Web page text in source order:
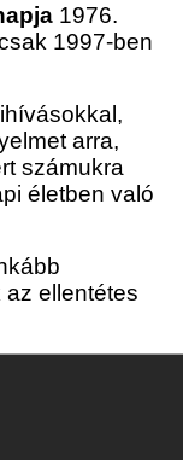
1976.
1997-ben
arra,
számukra
életben való
ellentétes